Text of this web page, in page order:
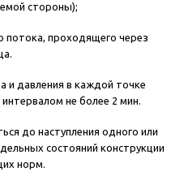
стороны);
потока, проходящего через
и давления в каждой точке
не более 2 мин.
до наступления одного или
состояний конструкции
норм.